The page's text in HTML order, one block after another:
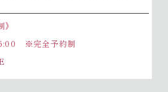
※完全予約制